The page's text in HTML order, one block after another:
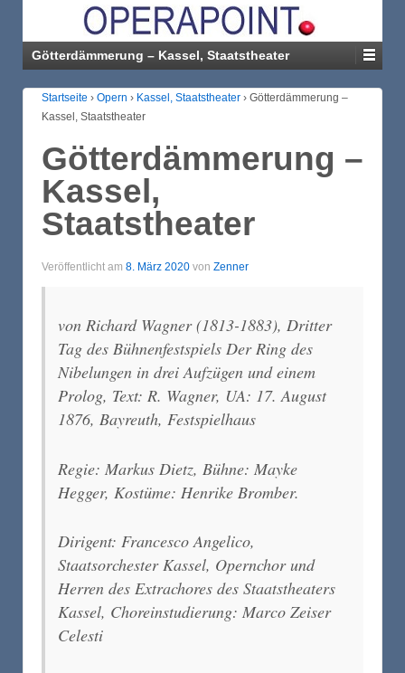
Götterdämmerung – Kassel, Staatstheater
Startseite › Opern › Kassel, Staatstheater › Götterdämmerung –
Kassel, Staatstheater
Götterdämmerung –
Kassel,
Staatstheater
Veröffentlicht am 8. März 2020 von Zenner
von Richard Wagner (1813-1883), Dritter
Tag des Bühnenfestspiels Der Ring des
Nibelungen in drei Aufzügen und einem
Prolog, Text: R. Wagner, UA: 17. August
1876, Bayreuth, Festspielhaus
Regie: Markus Dietz, Bühne: Mayke
Hegger, Kostüme: Henrike Bromber.
Dirigent: Francesco Angelico,
Staatsorchester Kassel, Opernchor und
Herren des Extrachores des Staatstheaters
Kassel, Choreinstudierung: Marco Zeiser
Celesti